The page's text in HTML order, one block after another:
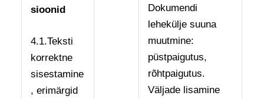
sioonid
4.1.Teksti
korrektne
sisestamine
, erimärgid
Dokumendi
lehekülje suuna
muutmine:
püstpaigutus,
rõhtpaigutus.
Väljade lisamine